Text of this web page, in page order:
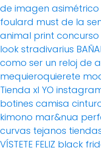
de imagen asimétrico
foulard must de la
animal print concurso
look stradivarius
como ser un reloj de
mequieroquierete
Tienda xl YO
botines camisa
kimono mar&nua
curvas tejanos
VÍSTETE FELIZ black